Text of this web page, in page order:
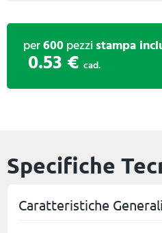
per600pezzistampa
0.53 € cad.
Specifiche
Caratteristiche Generali